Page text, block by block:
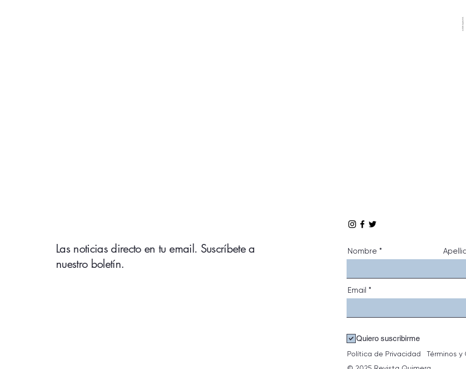
Las noticias directo en tu email. Suscríbete a
nuestro boletín.
Nombre
Email
Quiero suscribirme
Política de Privacidad
Términos y